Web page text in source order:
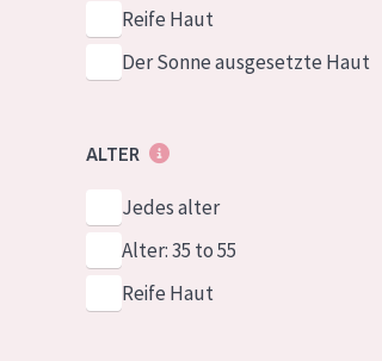
Reife Haut
Der Sonne ausgesetzte Haut
ALTER
Jedes alter
Alter: 35 to 55
Reife Haut